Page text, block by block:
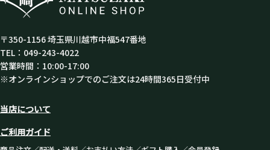
〒350-1156 埼玉県川越市中福547番地
TEL：049-243-4022
営業時間：10:00-17:00
※オンラインショップでのご注文は24時間365日受付中
当店について
ご利用ガイド